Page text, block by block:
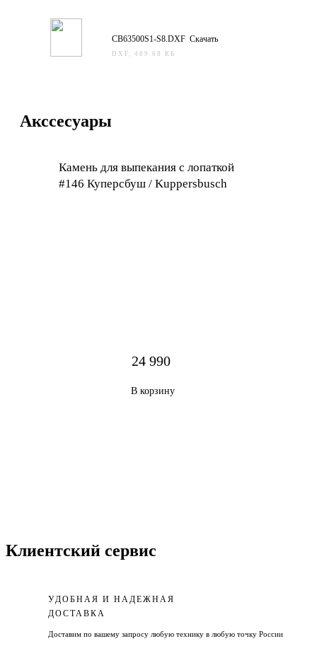
CB63500S1-S8.DXF Скачать
DXF, 489.68 КБ
Акссесуары
Камень для выпекания с лопаткой
#146 Куперсбуш / Kuppersbusch
24 990
В корзину
Клиентский сервис
УДОБНАЯ И НАДЕЖНАЯ
ДОСТАВКА
Доставим по вашему запросу любую технику в любую точку России